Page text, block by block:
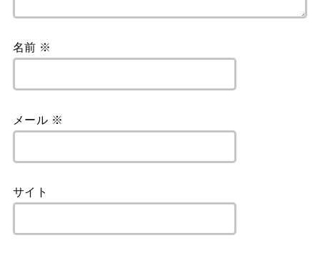
名前 ※
メール ※
サイト